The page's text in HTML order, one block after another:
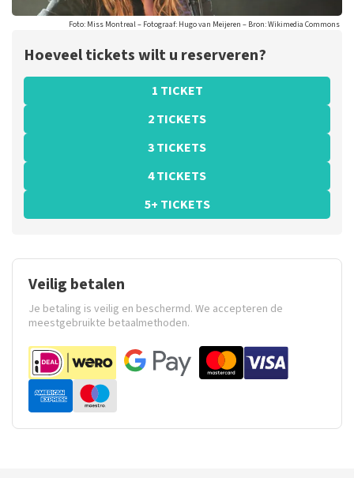
Foto: Miss Montreal – Fotograaf: Hugo van Meijeren – Bron: Wikimedia Commons
Hoeveel tickets wilt u reserveren?
1 TICKET
2 TICKETS
3 TICKETS
4 TICKETS
5+ TICKETS
Veilig betalen
Je betaling is veilig en beschermd. We accepteren de
meestgebruikte betaalmethoden.